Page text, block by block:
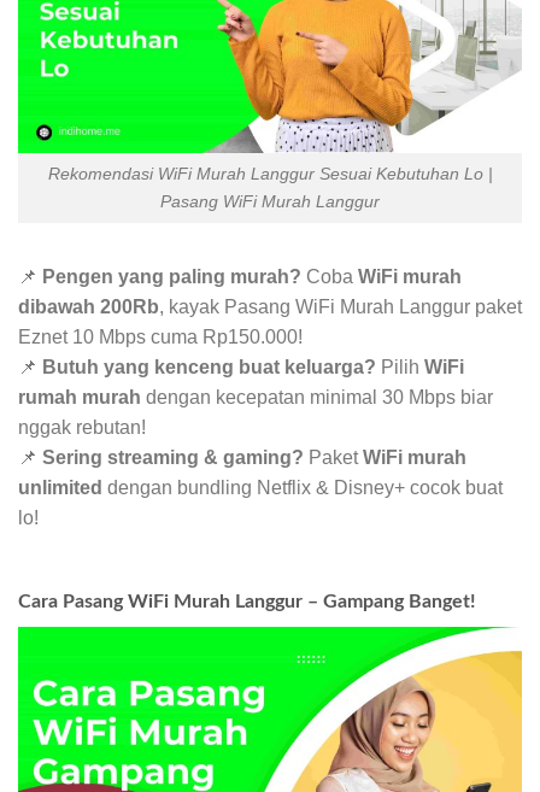
Rekomendasi WiFi Murah Langgur Sesuai Kebutuhan Lo |
Pasang WiFi Murah Langgur
📌 Pengen yang paling murah? Coba WiFi murah
dibawah 200Rb, kayak Pasang WiFi Murah Langgur paket
Eznet 10 Mbps cuma Rp150.000!
📌 Butuh yang kenceng buat keluarga? Pilih WiFi
rumah murah dengan kecepatan minimal 30 Mbps biar
nggak rebutan!
📌 Sering streaming & gaming? PaketWiFi murah
unlimited dengan bundling Netflix & Disney+ cocok buat
lo!
Cara Pasang WiFi Murah Langgur – Gampang Banget!